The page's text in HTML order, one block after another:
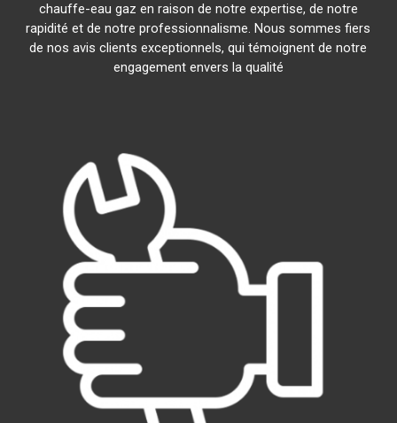
chauffe-eau gaz en raison de notre expertise, de notre
rapidité et de notre professionnalisme. Nous sommes fiers
de nos avis clients exceptionnels, qui témoignent de notre
engagement envers la qualité